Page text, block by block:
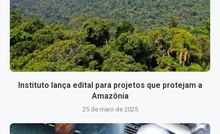
Instituto lança edital para projetos que protejam a
Amazônia
25 de maio de 2025